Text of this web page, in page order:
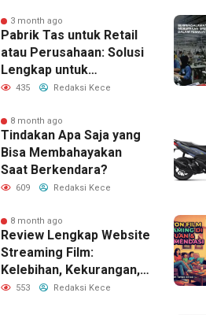
3 month ago
Pabrik Tas untuk Retail
atau Perusahaan: Solusi
Lengkap untuk
Kebutuhan Bisnis Anda
435 Redaksi Kece
8 month ago
Tindakan Apa Saja yang
Bisa Membahayakan
Saat Berkendara?
609 Redaksi Kece
8 month ago
Review Lengkap Website
Streaming Film:
Kelebihan, Kekurangan,
dan Fitur Unggulan
553 Redaksi Kece